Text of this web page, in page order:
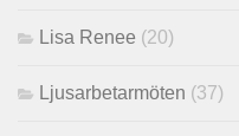
Lisa Renee (20)
Ljusarbetarmöten (37)